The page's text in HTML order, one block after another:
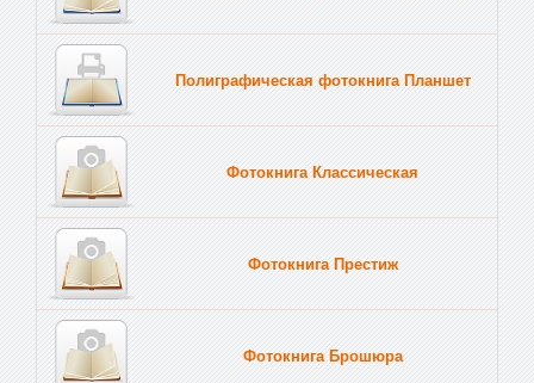
Полиграфическая фотокнига Планшет
Фотокнига Классическая
Фотокнига Престиж
Фотокнига Брошюра